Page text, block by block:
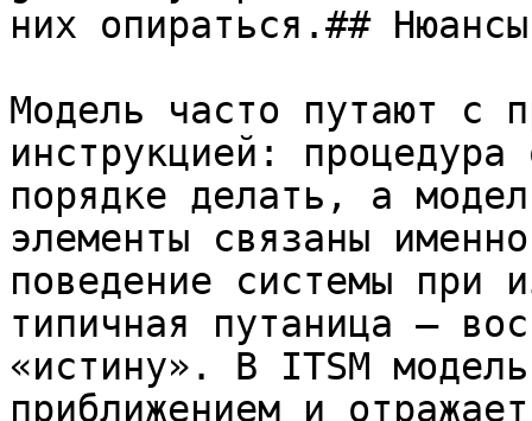
них опираться.## Нюансы
Модель часто путают с
инструкцией:
порядке делать, а
элементы связаны
поведение системы при
типичная путаница —
«истину». В ITSM
приближением и